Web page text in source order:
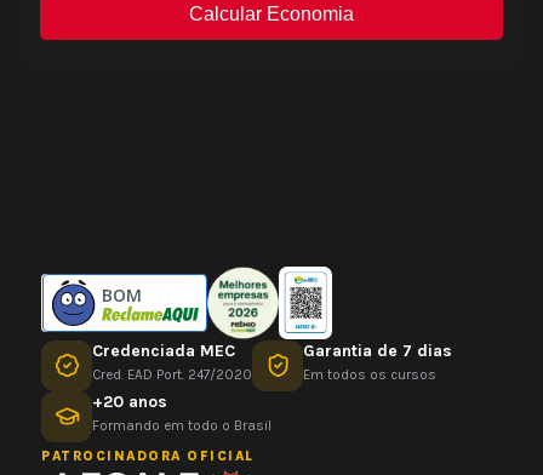
BOM
Credenciada MEC
Cred. EAD Port. 247/2020
Garantia de 7 dias
Em todos os cursos
+20 anos
Formando em todo o Brasil
PATROCINADORA OFICIAL